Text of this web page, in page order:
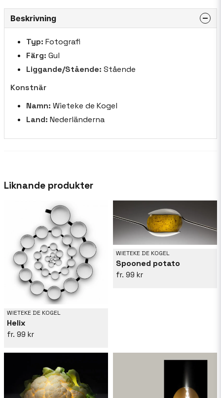
Beskrivning
Typ: Fotografi
Färg: Gul
Liggande/Stående: Stående
Konstnär
Namn: Wieteke de Kogel
Land: Nederländerna
Liknande produkter
WIETEKE DE KOGEL
Helix
99 kr
WIETEKE DE KOGEL
Spooned potato
99 kr